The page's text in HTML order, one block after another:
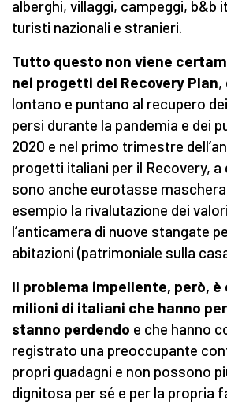
alberghi, villaggi, campeggi, b&b
turisti nazionali e stranieri.
Tutto questo non viene
nei progetti del Recovery Plan,
lontano e puntano al recupero
persi durante la pandemia e dei
2020 e nel primo trimestre
progetti italiani per il Recovery, a
sono anche eurotasse
esempio la rivalutazione dei
l’anticamera di nuove stangate
abitazioni (patrimoniale sulla
Il problema impellente, però, è
milioni di italiani che hanno
stanno perdendo e che hanno
registrato una preoccupante
propri guadagni e non possono
dignitosa per sé e per la propria